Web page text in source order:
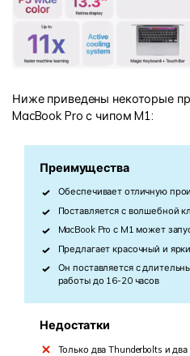
Ниже приведены некоторые
MacBook Pro с чипом M1:
Преимущества
Обеспечивает отличную
Поставляется с волшебной
MacBook Pro с M1 может
Предлагает красочный и
Он поставляется с
работы до 16-20 часов
Недостатки
Только два Thunderbolts и